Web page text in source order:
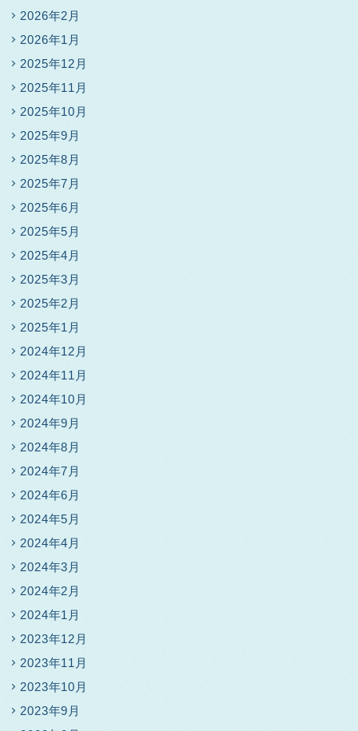
2026年2月
2026年1月
2025年12月
2025年11月
2025年10月
2025年9月
2025年8月
2025年7月
2025年6月
2025年5月
2025年4月
2025年3月
2025年2月
2025年1月
2024年12月
2024年11月
2024年10月
2024年9月
2024年8月
2024年7月
2024年6月
2024年5月
2024年4月
2024年3月
2024年2月
2024年1月
2023年12月
2023年11月
2023年10月
2023年9月